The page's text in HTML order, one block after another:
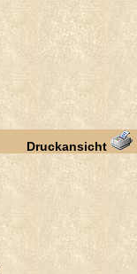
Druckansicht